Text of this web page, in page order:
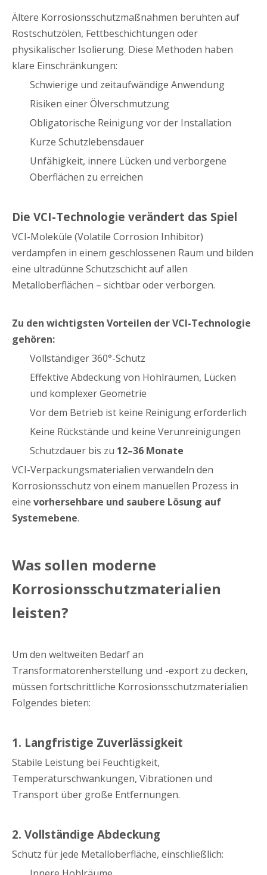
Ältere Korrosionsschutzmaßnahmen beruhten auf
Rostschutzölen, Fettbeschichtungen oder
physikalischer Isolierung. Diese Methoden haben
klare Einschränkungen:
Schwierige und zeitaufwändige Anwendung
Risiken einer Ölverschmutzung
Obligatorische Reinigung vor der Installation
Kurze Schutzlebensdauer
Unfähigkeit, innere Lücken und verborgene
Oberflächen zu erreichen
Die VCI-Technologie verändert das Spiel
VCI-Moleküle (Volatile Corrosion Inhibitor)
verdampfen in einem geschlossenen Raum und bilden
eine ultradünne Schutzschicht auf allen
Metalloberflächen – sichtbar oder verborgen.
Zu den wichtigsten Vorteilen der VCI-Technologie
gehören:
Vollständiger 360°-Schutz
Effektive Abdeckung von Hohlräumen, Lücken
und komplexer Geometrie
Vor dem Betrieb ist keine Reinigung erforderlich
Keine Rückstände und keine Verunreinigungen
Schutzdauer bis zu 12–36 Monate
VCI-Verpackungsmaterialien verwandeln den
Korrosionsschutz von einem manuellen Prozess in
eine vorhersehbare und saubere Lösung auf
Systemebene.
Was sollen moderne
Korrosionsschutzmaterialien
leisten?
Um den weltweiten Bedarf an
Transformatorenherstellung und -export zu decken,
müssen fortschrittliche Korrosionsschutzmaterialien
Folgendes bieten:
1. Langfristige Zuverlässigkeit
Stabile Leistung bei Feuchtigkeit,
Temperaturschwankungen, Vibrationen und
Transport über große Entfernungen.
2. Vollständige Abdeckung
Schutz für jede Metalloberfläche, einschließlich: